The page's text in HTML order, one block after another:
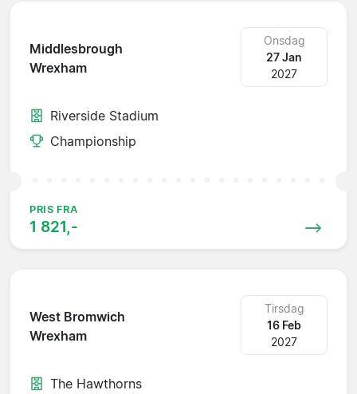
Middlesbrough
Wrexham
Onsdag
27 Jan
2027
Riverside Stadium
Championship
PRIS FRA
1 821,-
West Bromwich
Wrexham
Tirsdag
16 Feb
2027
The Hawthorns